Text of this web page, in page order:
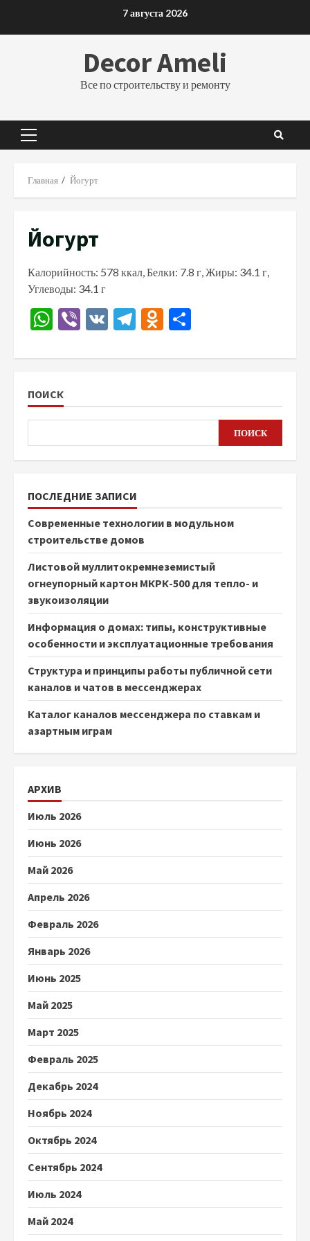
7 августа 2026
Decor Ameli
Все по строительству и ремонту
Основное
Главная Йогурт
Йогурт
Калорийность: 578 ккал, Белки: 7.8 г, Жиры: 34.1 г,
Углеводы: 34.1 г
WhatsApp
Viber
VK Telegram
Odnoklassniki
ПОИСК
ПОИСК
ПОСЛЕДНИЕ ЗАПИСИ
Современные технологии в модульном
строительстве домов
Листовой муллитокремнеземистый
огнеупорный картон МКРК-500 для тепло- и
звукоизоляции
Информация о домах: типы, конструктивные
особенности и эксплуатационные требования
Структура и принципы работы публичной сети
каналов и чатов в мессенджерах
Каталог каналов мессенджера по ставкам и
азартным играм
АРХИВ
Июль 2026
Июнь 2026
Май 2026
Апрель 2026
Февраль 2026
Январь 2026
Июнь 2025
Май 2025
Март 2025
Февраль 2025
Декабрь 2024
Ноябрь 2024
Октябрь 2024
Сентябрь 2024
Июль 2024
Май 2024